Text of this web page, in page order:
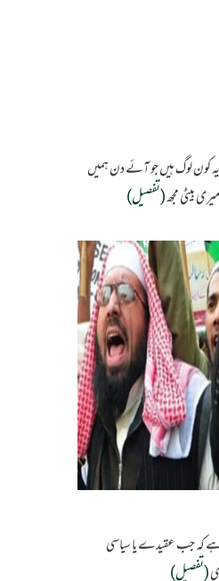
کون لوگ ہیں جو آئے دن ہمیں
بیٹی مجھ(تفصیل)
ہے کہ جب عقیدے یا سیاسی
(تفصیل)